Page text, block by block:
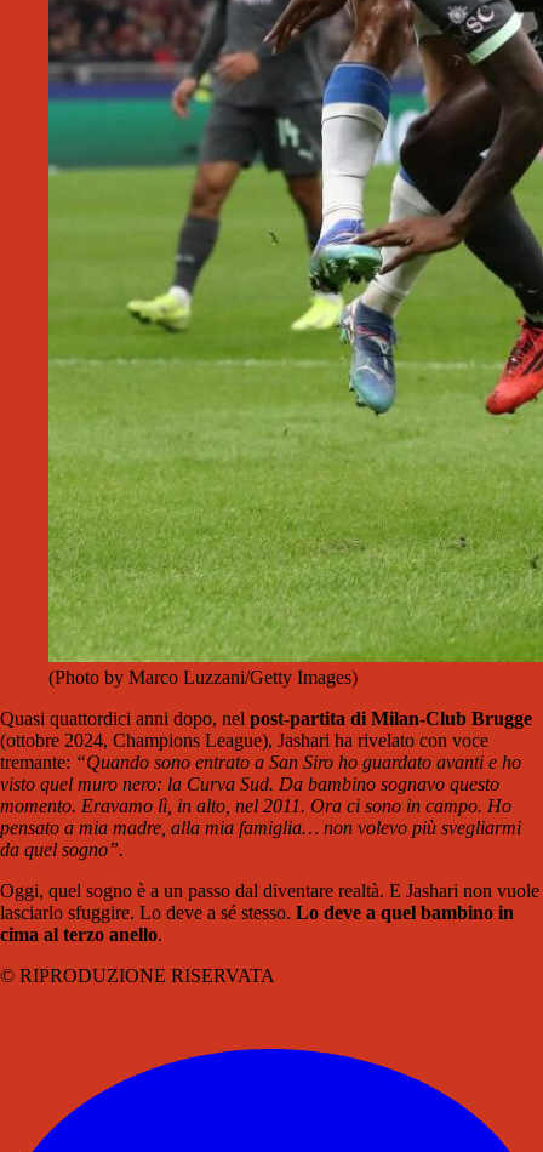
(Photo by Marco Luzzani/Getty Images)
Quasi quattordici anni dopo, nel post-partita di Milan-Club Brugge
(ottobre 2024, Champions League), Jashari ha rivelato con voce
tremante: “Quando sono entrato a San Siro ho guardato avanti e ho
visto quel muro nero: la Curva Sud. Da bambino sognavo questo
momento. Eravamo lì, in alto, nel 2011. Ora ci sono in campo. Ho
pensato a mia madre, alla mia famiglia… non volevo più svegliarmi
da quel sogno”.
Oggi, quel sogno è a un passo dal diventare realtà. E Jashari non vuole
lasciarlo sfuggire. Lo deve a sé stesso. Lo deve a quel bambino in
cima al terzo anello.
© RIPRODUZIONE RISERVATA